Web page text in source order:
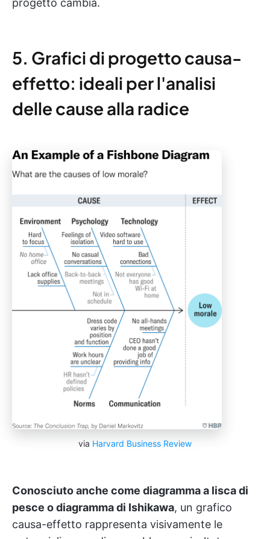
progetto cambia.
5. Grafici di progetto causa-
effetto: ideali per l'analisi
delle cause alla radice
via Harvard Business Review
Conosciuto anche come diagramma a lisca di
pesce o diagramma di Ishikawa, un grafico
causa-effetto rappresenta visivamente le